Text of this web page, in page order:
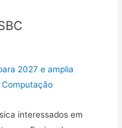
2027 e amplia
interessados em